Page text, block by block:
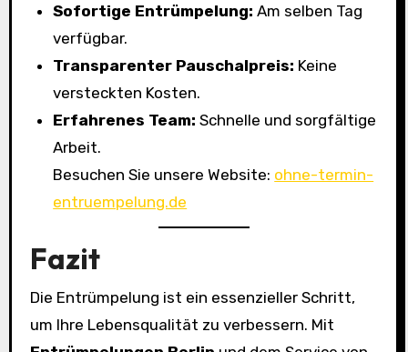
Sofortige Entrümpelung: Am selben Tag
verfügbar.
Transparenter Pauschalpreis: Keine
versteckten Kosten.
Erfahrenes Team: Schnelle und sorgfältige
Arbeit.
Besuchen Sie unsere Website: ohne-termin-
entruempelung.de
Fazit
Die Entrümpelung ist ein essenzieller Schritt,
um Ihre Lebensqualität zu verbessern. Mit